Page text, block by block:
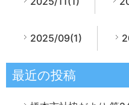
2025/09(1)
最近の投稿